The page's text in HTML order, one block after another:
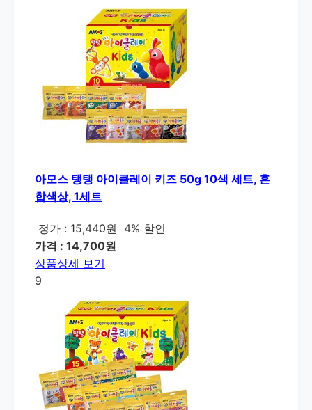
아모스 탱탱 아이클레이 키즈 50g 10색 세트, 혼
합색상, 1세트
정가 : 15,440원
4% 할인
가격 : 14,700원
상품상세 보기
9